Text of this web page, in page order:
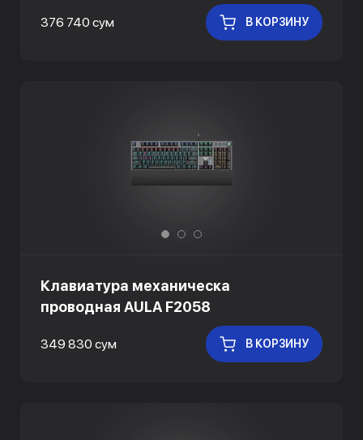
376 740 сум В КОРЗИНУ
Клавиатура механическа
проводная AULA F2058
349 830 сум В КОРЗИНУ